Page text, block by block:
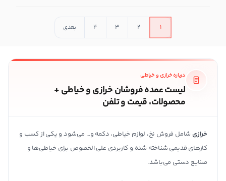
1
2
3
4 بعدی
درباره خرازی و خیاطی
لیست عمده فروشان خرازی و خیاطی +
محصولات، قیمت و تلفن
خرازی شامل فروش نخ، لوازم خیاطی، دکمه و… می‌شود و یکی از کسب و
کارهای قدیمی شناخته شده و کاربردی علی الخصوص برای خیاطی‌ها و
صنایع دستی می‌باشد.